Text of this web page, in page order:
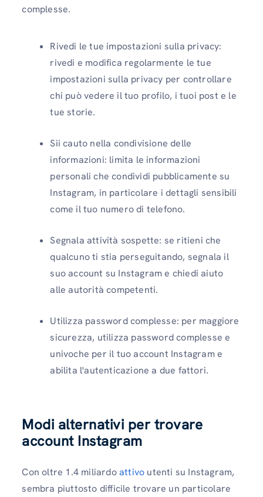
complesse.
Rivedi le tue impostazioni sulla privacy:
rivedi e modifica regolarmente le tue
impostazioni sulla privacy per controllare
chi può vedere il tuo profilo, i tuoi post e le
tue storie.
Sii cauto nella condivisione delle
informazioni: limita le informazioni
personali che condividi pubblicamente su
Instagram, in particolare i dettagli sensibili
come il tuo numero di telefono.
Segnala attività sospette: se ritieni che
qualcuno ti stia perseguitando, segnala il
suo account su Instagram e chiedi aiuto
alle autorità competenti.
Utilizza password complesse: per maggiore
sicurezza, utilizza password complesse e
univoche per il tuo account Instagram e
abilita l'autenticazione a due fattori.
Modi alternativi per trovare
account Instagram
Con oltre 1.4 miliardoattivo utenti su Instagram,
sembra piuttosto difficile trovare un particolare